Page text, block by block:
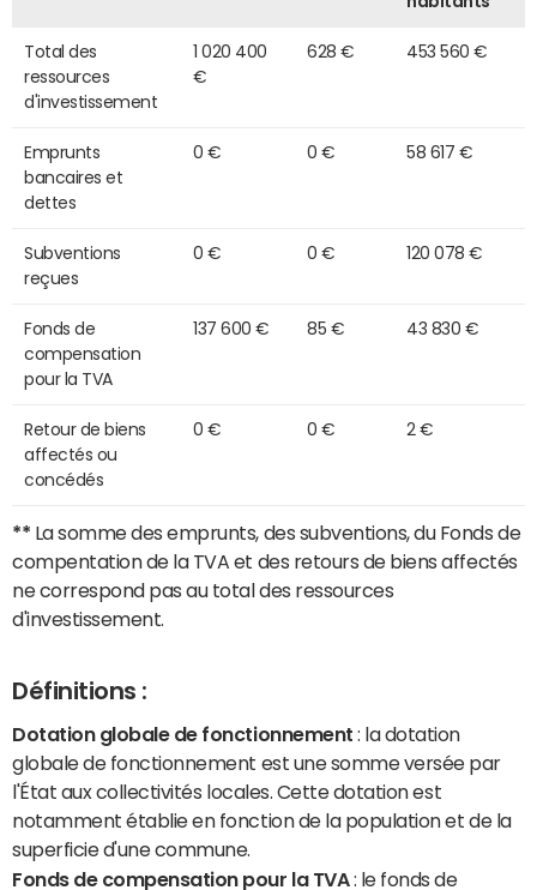
Total des
ressources
d'investissement
1 020 400
€
628 € 453 560 €
Emprunts
bancaires et
dettes
0 € 0 € 58 617 €
Subventions
reçues
0 € 0 € 120 078 €
Fonds de
compensation
pour la TVA
137 600 € 85 € 43 830 €
Retour de biens
affectés ou
concédés
0 € 0 € 2 €
** La somme des emprunts, des subventions, du Fonds de
compentation de la TVA et des retours de biens affectés
ne correspond pas au total des ressources
d'investissement.
Définitions :
Dotation globale de fonctionnement : la dotation
globale de fonctionnement est une somme versée par
l'État aux collectivités locales. Cette dotation est
notamment établie en fonction de la population et de la
superficie d'une commune.
Fonds de compensation pour la TVA: le fonds de